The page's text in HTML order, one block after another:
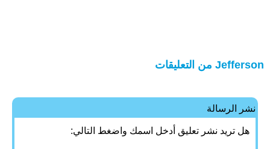
Jefferson من التعليقات
نشر الرسالة
هل تريد نشر تعليق أدخل اسمك واضغط التالي: